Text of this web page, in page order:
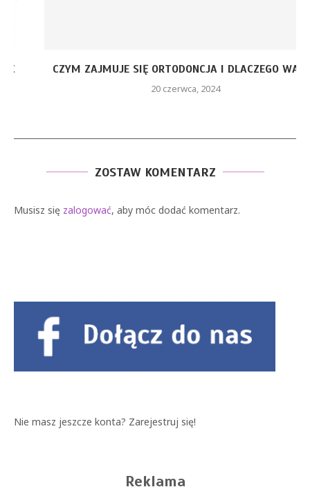
CZYM ZAJMUJE SIĘ ORTODONCJA I DLACZEGO WARTO
20 czerwca, 2024
ZOSTAW KOMENTARZ
Musisz się zalogować, aby móc dodać komentarz.
Nie masz jeszcze konta? Zarejestruj się!
Reklama